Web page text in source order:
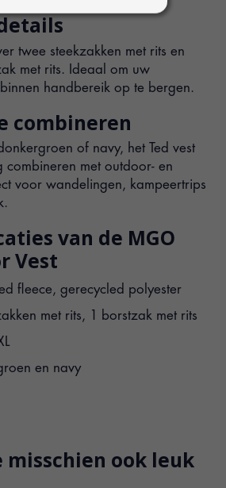
twee steekzakken met rits en
met rits. Ideaal om uw
handbereik op te bergen.
combineren
of navy, het Ted vest
combineren met outdoor- en
voor wandelingen, kampeertrips
van de MGO
Vest
fleece, gerecycled polyester
met rits, 1 borstzak met rits
en navy
misschien ook leuk